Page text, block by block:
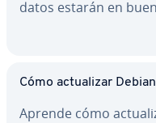
datos estarán en
Cómo ac­tua­li­zar
Aprende cómo